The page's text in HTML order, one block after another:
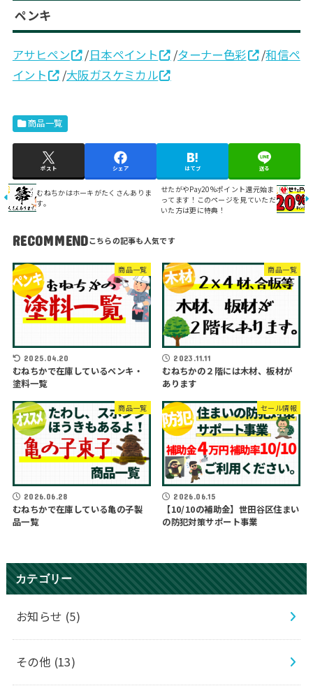
ペンキ
アサヒペン /日本ペイント /ターナー色彩 /和信ペ
イント
/大阪ガスケミカル
商品一覧
ポスト シェア はてブ 送る
むねちかはホーキがたくさんありま
す。
せたがやPay20%ポイント還元始ま
ってます！このページを見ていただ
いた方は更に特典！
RECOMMEND
商品一覧
2025.04.20
むねちかで在庫しているペンキ・
塗料一覧
商品一覧
2023.11.11
むねちかの２階には木材、板材が
あります
商品一覧
2026.06.28
むねちかで在庫している亀の子製
品一覧
セール情報
2026.06.15
【10/10の補助金】世田谷区住まい
の防犯対策サポート事業
カテゴリー
お知らせ (5)
その他 (13)